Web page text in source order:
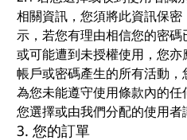
相關資訊，您須將此資訊保
示，若您有理由相信您的密
或可能遭到未授權使用，您
帳戶或密碼產生的所有活動
為您未能遵守使用條款內的
您選擇或由我們分配的使用者
3. 您的訂單